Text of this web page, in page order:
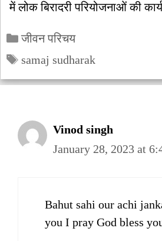
में लोक बिरादरी परियोजनाओं की
Categories
जीवन परिचय
Tags
samaj sudharak
Vinod singh
January 28, 2023 at
Bahut sahi our achi
you I pray God bless